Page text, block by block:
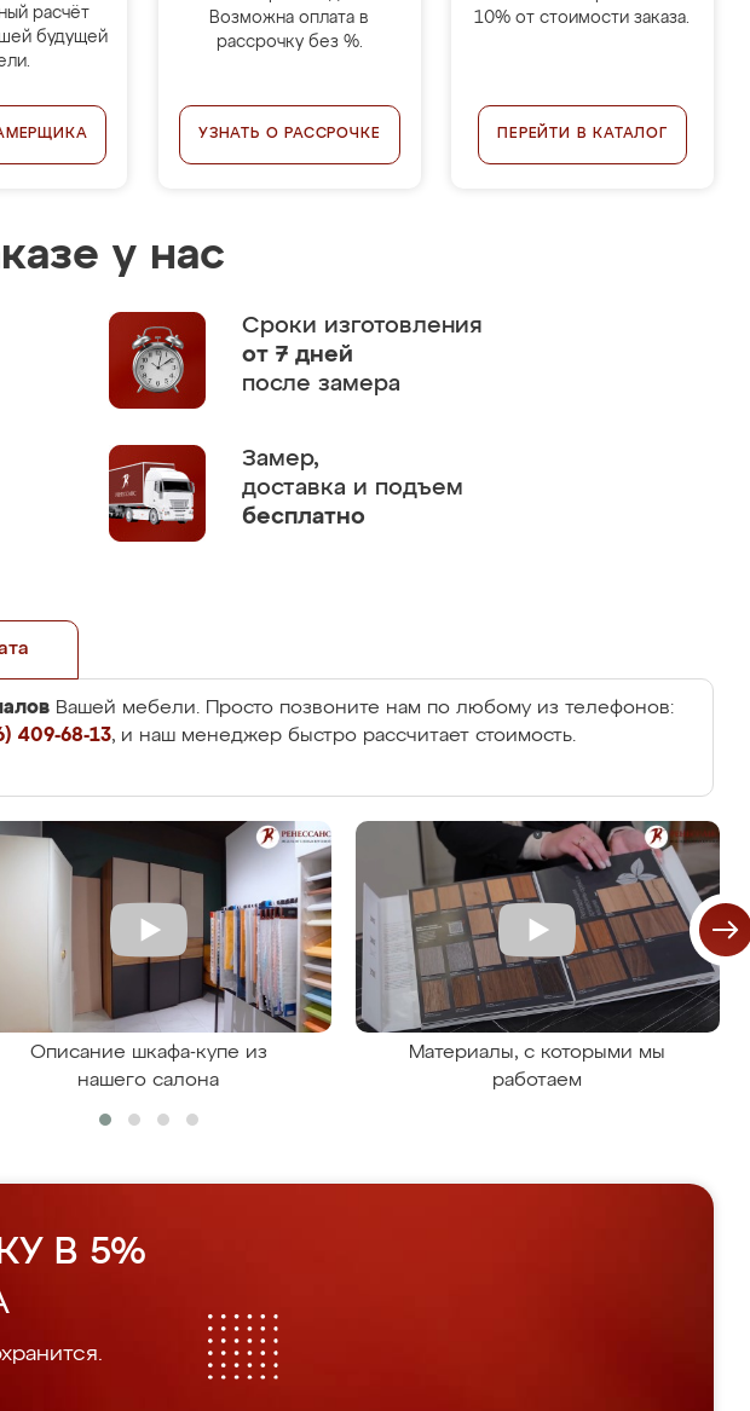
расчёт
будущей
Возможна оплата в
рассрочку без %.
УЗНАТЬ О РАССРОЧКЕ
10% от стоимости заказа.
ПЕРЕЙТИ В КАТАЛОГ
у нас
Сроки изготовления
от 7 дней
после замера
Замер,
доставка и подъем
бесплатно
Вашей мебели. Просто позвоните нам по любому из телефонов:
409-68-13, и наш менеджер быстро рассчитает стоимость.
Описание шкафа-купе из
нашего салона
Материалы, с которыми мы
работаем
В 5%